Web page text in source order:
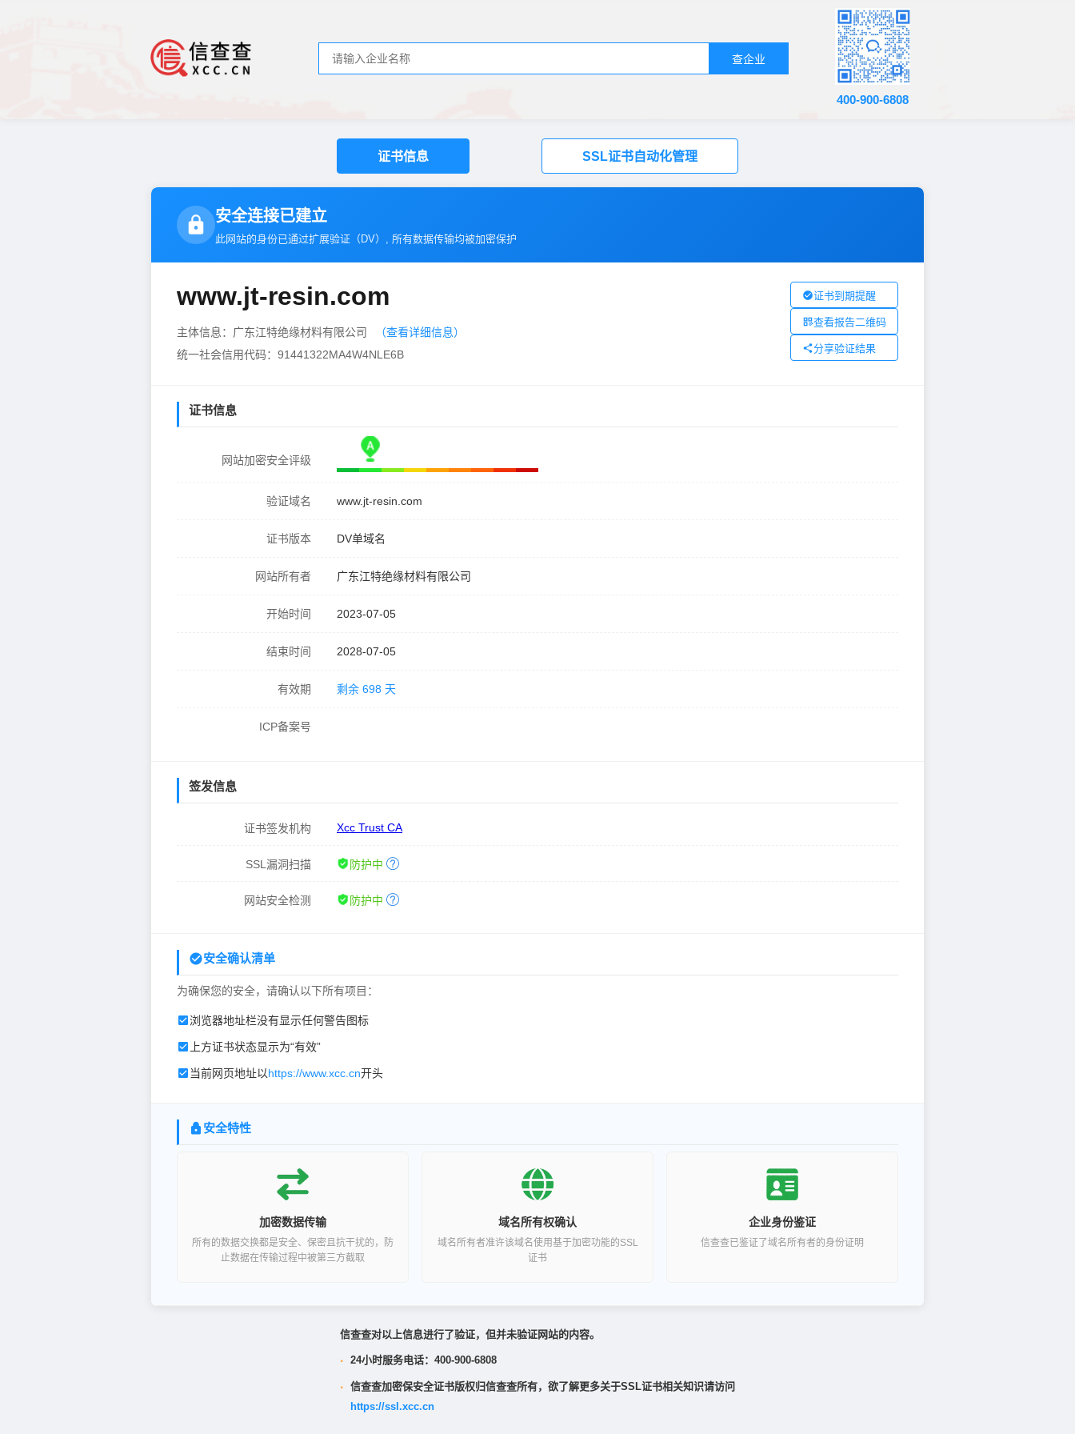
查企业
400-900-6808
证书信息 SSL证书自动化管理
安全连接已建立
此网站的身份已通过扩展验证（ DV）, 所有数据传输均被加密保护
www.jt-resin.com
主体信息：广东江特绝缘材料有限公司
（查看详细信息）
统一社会信用代码：91441322MA4W4NLE6B
证书到期提醒
查看报告二维码
分享验证结果
证书信息
网站加密安全评级
验证域名 www.jt-resin.com
证书版本 DV单域名
网站所有者 广东江特绝缘材料有限公司
开始时间 2023-07-05
结束时间 2028-07-05
有效期 剩余 698 天
ICP备案号
签发信息
证书签发机构 Xcc Trust CA
SSL漏洞扫描 防护中
网站安全检测 防护中
安全确认清单
为确保您的安全，请确认以下所有项目：
浏览器地址栏没有显示任何警告图标
上方证书状态显示为“有效”
当前网页地址以https://www.xcc.cn开头
安全特性
加密数据传输
所有的数据交换都是安全、保密且抗干扰的，防
止数据在传输过程中被第三方截取
域名所有权确认
域名所有者准许该域名使用基于加密功能的SSL
证书
企业身份鉴证
信查查已鉴证了域名所有者的身份证明
信查查对以上信息进行了验证，但并未验证网站的内容。
· 24小时服务电话：400-900-6808
· 信查查加密保安全证书版权归信查查所有，欲了解更多关于SSL证书相关知识请访问
https://ssl.xcc.cn